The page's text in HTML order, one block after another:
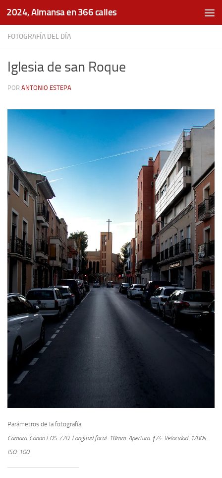
Saltar al contenido
2024, Almansa en 366 calles
FOTOGRAFÍA DEL DÍA
Iglesia de san Roque
POR ANTONIO ESTEPA
Parámetros de la fotografía:
Cámara: Canon EOS 77D. Longitud focal: 18mm. Apertura: ƒ/4. Velocidad: 1/80s.
ISO: 100.